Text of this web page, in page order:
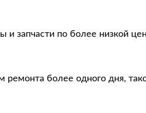
и запчасти по более низкой
более одного дня,